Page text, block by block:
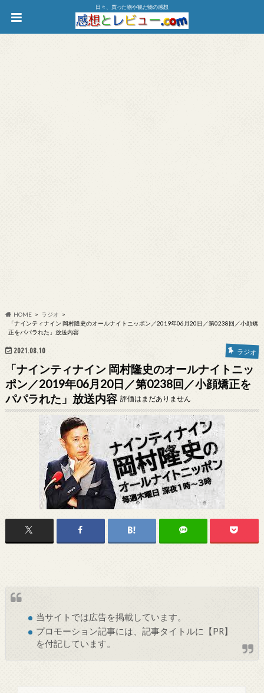
日々、買った物や観た物の感想
HOME
ラジオ
「ナインティナイン 岡村隆史のオールナイトニッポン／2019年06月20日／第0238回／小顔矯
正をパパラれた」放送内容
2021.08.10 ラジオ
「ナインティナイン 岡村隆史のオールナイトニッ
ポン／2019年06月20日／第0238回／小顔矯正を
パパラれた」放送内容 評価はまだありません
当サイトでは広告を掲載しています。
プロモーション記事には、記事タイトルに【PR】
を付記しています。